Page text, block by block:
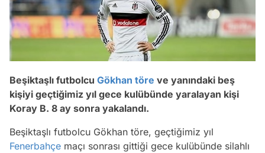
Beşiktaşlı futbolcu Gökhan töre ve yanındaki beş
kişiyi geçtiğimiz yıl gece kulübünde yaralayan kişi
Koray B. 8 ay sonra yakalandı.
Beşiktaşlı futbolcu Gökhan töre, geçtiğimiz yıl
Fenerbahçe maçı sonrası gittiği gece kulübünde silahlı